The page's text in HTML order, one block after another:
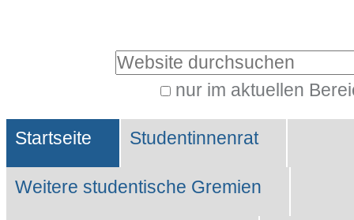
Website durchsuchen
nur im aktuellen
Suche…
Sektionen
Startseite Studentinnenrat
Weitere studentische Gremien